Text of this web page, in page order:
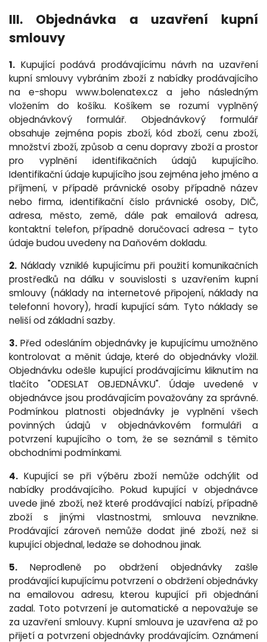
III. Objednávka a uzavření kupní
smlouvy
1. Kupující podává prodávajícímu návrh na uzavření
kupní smlouvy vybráním zboží z nabídky prodávajícího
na e-shopu www.bolenatex.cz a jeho následným
vložením do košíku. Košíkem se rozumí vyplněný
objednávkový formulář. Objednávkový formulář
obsahuje zejména popis zboží, kód zboží, cenu zboží,
množství zboží, způsob a cenu dopravy zboží a prostor
pro vyplnění identifikačních údajů kupujícího.
Identifikační údaje kupujícího jsou zejména jeho jméno a
příjmení, v případě právnické osoby případně název
nebo firma, identifikační číslo právnické osoby, DIČ,
adresa, město, země, dále pak emailová adresa,
kontaktní telefon, případně doručovací adresa – tyto
údaje budou uvedeny na Daňovém dokladu.
2. Náklady vzniklé kupujícímu při použití komunikačních
prostředků na dálku v souvislosti s uzavřením kupní
smlouvy (náklady na internetové připojení, náklady na
telefonní hovory), hradí kupující sám. Tyto náklady se
neliší od základní sazby.
3. Před odesláním objednávky je kupujícímu umožněno
kontrolovat a měnit údaje, které do objednávky vložil.
Objednávku odešle kupující prodávajícímu kliknutím na
tlačíto "ODESLAT OBJEDNÁVKU". Údaje uvedené v
objednávce jsou prodávajícím považovány za správné.
Podmínkou platnosti objednávky je vyplnění všech
povinných údajů v objednávkovém formuláři a
potvrzení kupujícího o tom, že se seznámil s těmito
obchodními podmínkami.
4. Kupující se při výběru zboží nemůže odchýlit od
nabídky prodávajícího. Pokud kupující v objednávce
uvede jiné zboží, než které prodávající nabízí, případně
zboží s jinými vlastnostmi, smlouva nevznikne.
Prodávající zároveň nemůže dodat jiné zboží, než si
kupující objednal, ledaže se dohodnou jinak.
5. Neprodleně po obdržení objednávky zašle
prodávající kupujícímu potvrzení o obdržení objednávky
na emailovou adresu, kterou kupující při objednání
zadal. Toto potvrzení je automatické a nepovažuje se
za uzavření smlouvy. Kupní smlouva je uzavřena až po
přijetí a potvrzení objednávky prodávajícím. Oznámení